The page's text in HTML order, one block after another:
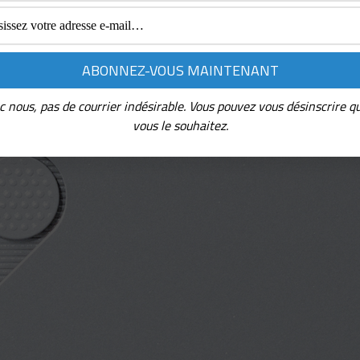
nous, pas de courrier indésirable. Vous pouvez vous désinscrire
vous le souhaitez.